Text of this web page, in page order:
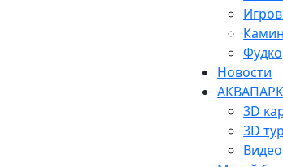
Новости
3D
3D тур